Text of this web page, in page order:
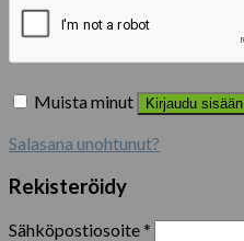
Muista minut Kirjaudu sisään
Salasana unohtunut?
Rekisteröidy
Sähköpostiosoite*